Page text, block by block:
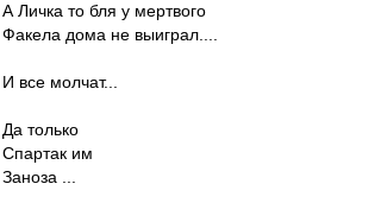
А Личка то бля у мертвого
Факела дома не выиграл....
И все молчат...
Да только
Спартак им
Заноза ...